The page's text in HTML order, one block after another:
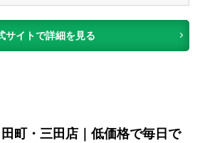
サイトで詳細を見る
町・三田店｜低価格で毎日で